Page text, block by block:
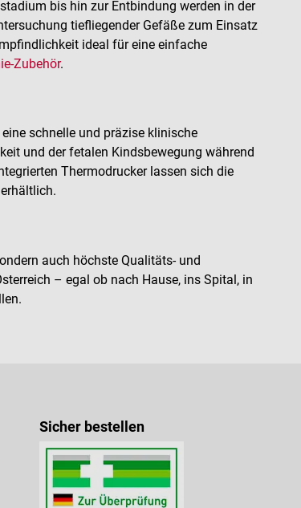
bis hin zur Entbindung werden in der
tiefliegender Gefäße zum Einsatz
ideal für eine einfache
Zubehör.
schnelle und präzise klinische
und der fetalen Kindsbewegung während
Thermodrucker lassen sich die
auch höchste Qualitäts- und
– egal ob nach Hause, ins Spital, in
Sicher bestellen